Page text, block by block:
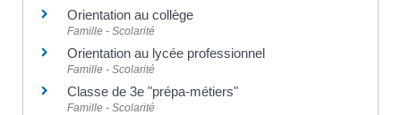
Orientation au collège
Famille - Scolarité
Orientation au lycée professionnel
Famille - Scolarité
Classe de 3e "prépa-métiers"
Famille - Scolarité